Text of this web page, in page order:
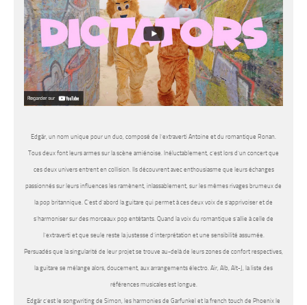
Edgär, un nom unique pour un duo, composé de l’extraverti Antoine et du romantique Ronan.
Tous deux font leurs armes sur la scène amiénoise. Inéluctablement, c’est lors d’un concert que
ces deux univers entrent en collision. Ils découvrent avec enthousiasme que leurs échanges
passionnés sur leurs influences les ramènent, inlassablement, sur les mêmes rivages brumeux de
la pop britannique. C’est d’abord la guitare qui permet à ces deux voix de s’apprivoiser et de
s’harmoniser sur des morceaux pop entêtants. Quand la voix du romantique s’allie à celle de
l’extraverti et que seule reste la justesse d’interprétation et une sensibilité assumée.
Persuadés que la singularité de leur projet se trouve au-delà de leurs zones de confort respectives,
la guitare se mélange alors, doucement, aux arrangements électro. Air, Alb, Alt-J, la liste des
références musicales est longue.
Edgär c’est le songwriting de Simon, les harmonies de Garfunkel et la french touch de Phoenix le